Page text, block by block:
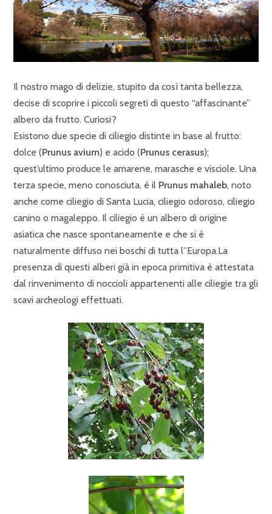
Il nostro mago di delizie, stupito da così tanta bellezza,
decise di scoprire i piccoli segreti di questo “affascinante”
albero da frutto. Curiosi?
Esistono due specie di ciliegio distinte in base al frutto:
dolce (Prunus avium) e acido (Prunus cerasus);
quest’ultimo produce le amarene, marasche e visciole. Una
terza specie, meno conosciuta, è il Prunus mahaleb, noto
anche come ciliegio di Santa Lucia, ciliegio odoroso, ciliegio
canino o magaleppo. Il ciliegio è un albero di origine
asiatica che nasce spontaneamente e che si è
naturalmente diffuso nei boschi di tutta l”Europa.La
presenza di questi alberi già in epoca primitiva è attestata
dal rinvenimento di noccioli appartenenti alle ciliegie tra gli
scavi archeologi effettuati.